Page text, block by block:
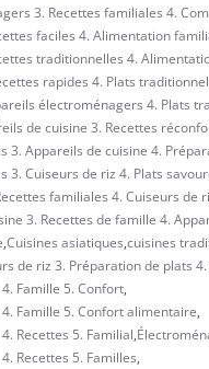
3. Recettes familiales 4.
faciles 4. Alimentation
traditionnelles 4.
rapides 4. Plats
électroménagers 4. Plats
de cuisine 3. Recettes
Appareils de cuisine 4.
Cuiseurs de riz 4. Plats
familiales 4. Cuiseurs de
3. Recettes de famille 4.
,Cuisines asiatiques,cuisines
de riz 3. Préparation de plats
Famille 5. Confort,
Famille 5. Confort alimentaire,
Recettes 5. Familial,
Recettes 5. Familles,